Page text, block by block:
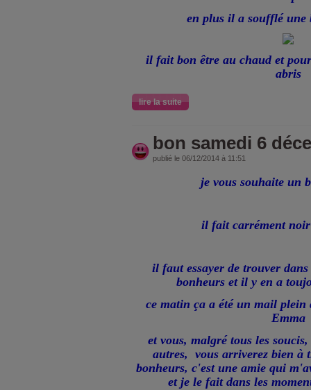
en plus il a soufflé une
il fait bon être au chaud et
abris
lire la suite
bon samedi 6
publié le 06/12/2014 à 11:51
je vous souhaite un
il fait carrément
il faut essayer de trouver
bonheurs et il y en a
ce matin ça a été un mail plein
Emma
et vous, malgré tous les
autres, vous arriverez bien à
bonheurs, c'est une amie qui
et je le fait dans les